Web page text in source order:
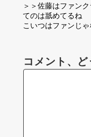
＞＞佐藤はファン
てのは舐めてるね ‌
こいつはファンじ
コメント、ど